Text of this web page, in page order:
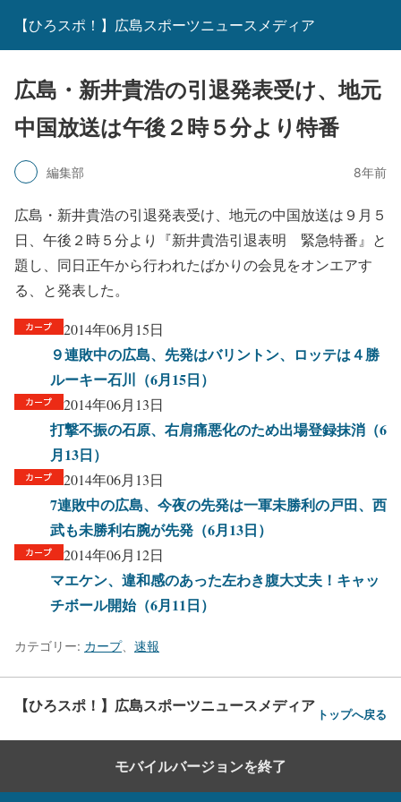
【ひろスポ！】広島スポーツニュースメディア
広島・新井貴浩の引退発表受け、地元
中国放送は午後２時５分より特番
編集部 8年前
広島・新井貴浩の引退発表受け、地元の中国放送は９月５
日、午後２時５分より『新井貴浩引退表明 緊急特番』と
題し、同日正午から行われたばかりの会見をオンエアす
る、と発表した。
2014年06月15日
９連敗中の広島、先発はバリントン、ロッテは４勝
ルーキー石川（6月15日）
2014年06月13日
打撃不振の石原、右肩痛悪化のため出場登録抹消（6
月13日）
2014年06月13日
7連敗中の広島、今夜の先発は一軍未勝利の戸田、西
武も未勝利右腕が先発（6月13日）
2014年06月12日
マエケン、違和感のあった左わき腹大丈夫！キャッ
チボール開始（6月11日）
カテゴリー: カープ、 速報
【ひろスポ！】広島スポーツニュースメディア トップへ戻る
モバイルバージョンを終了